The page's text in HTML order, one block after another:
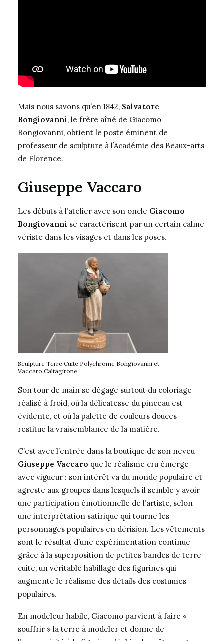
Mais nous savons qu’en 1842, Salvatore
Bongiovanni, le frère aîné de Giacomo
Bongiovanni, obtient le poste éminent de
professeur de sculpture à l’Académie des Beaux-arts
de Florence.
Giuseppe Vaccaro
Les débuts à l’atelier avec son oncle Giacomo
Bongiovanni se caractérisent par un certain calme
vériste dans les visages et dans les poses.
Sculpture Terre Cuite Polychrome Bongiovanni et
Vaccaro Caltagirone
Son tour de main se dégage surtout du coloriage
réalisé à froid, où la délicatesse du pinceau est
évidente, et où la palette de couleurs douces
restitue la vraisemblance de la matière.
C’est avec l’entrée dans la boutique de son neveu
Giuseppe Vaccaro que le réalisme cru émerge
avec vigueur : son intérêt va du monde populaire et
agreste aux groupes dans lesquels il semble y avoir
une participation émotionnelle de l’artiste, selon
une interprétation satirique qui tourne les
personnages populaires en dérision. Les vêtements
sont le résultat d’une expérimentation continue
grâce à la superposition de petites bandes de terre
cuite, un véritable habillage des figurines qui
augmente le réalisme des détails des costumes
populaires.
En modeleur habile, Giacomo parvient à faire «
souffrir » la terre à modeler et donne de